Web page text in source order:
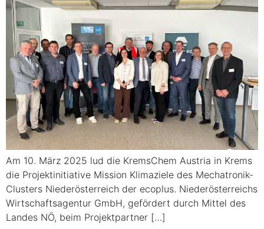
Am 10. März 2025 lud die KremsChem Austria in Krems
die Projektinitiative Mission Klimaziele des Mechatronik-
Clusters Niederösterreich der ecoplus. Niederösterreichs
Wirtschaftsagentur GmbH, gefördert durch Mittel des
Landes NÖ, beim Projektpartner […]